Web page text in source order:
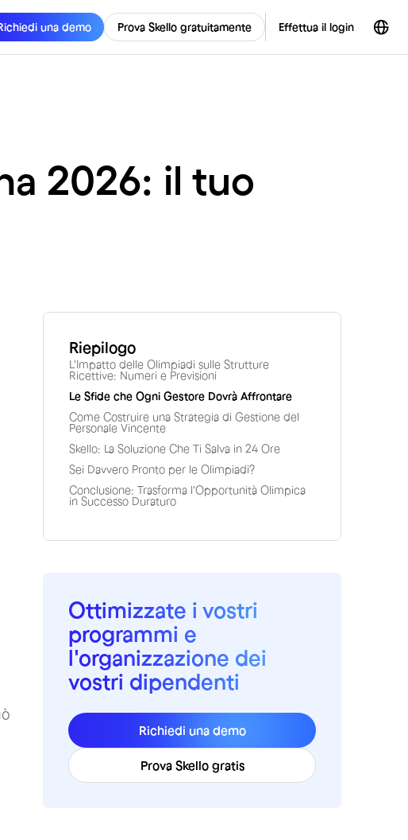
una demo Prova Skello gratuitamente Effettua il login
2026: il tuo
Riepilogo
L'Impatto delle Olimpiadi sulle Strutture
Ricettive: Numeri e Previsioni
Le Sfide che Ogni Gestore Dovrà Affrontare
Come Costruire una Strategia di Gestione del
Personale Vincente
Skello: La Soluzione Che Ti Salva in 24 Ore
Sei Davvero Pronto per le Olimpiadi?
Conclusione: Trasforma l'Opportunità Olimpica
in Successo Duraturo
Ottimizzate i vostri
programmi e
l'organizzazione dei
vostri dipendenti
Richiedi una demo
Prova Skello gratis